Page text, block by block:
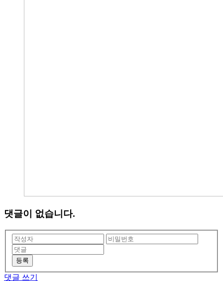
댓글이 없습니다.
등록
댓글 쓰기